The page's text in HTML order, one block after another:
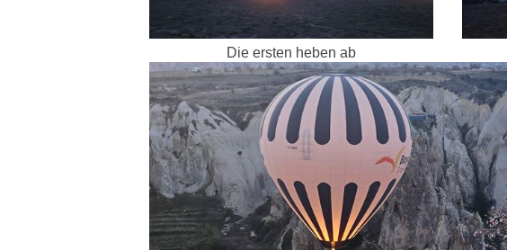
Die ersten heben ab